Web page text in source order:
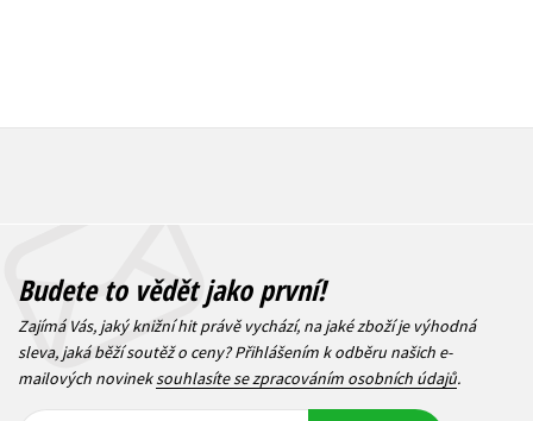
Budete to vědět jako první!
Zajímá Vás, jaký knižní hit právě vychází, na jaké zboží je výhodná
sleva, jaká běží soutěž o ceny? Přihlášením k odběru našich e-
mailových novineksouhlasíte se zpracováním osobních údajů.